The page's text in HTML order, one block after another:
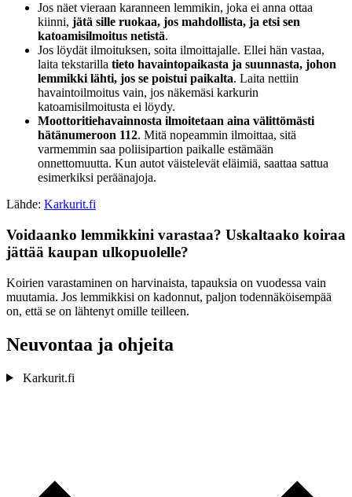
Jos näet vieraan karanneen lemmikin, joka ei anna ottaa
kiinni, jätä sille ruokaa, jos mahdollista, ja etsi sen
katoamisilmoitus netistä.
Jos löydät ilmoituksen, soita ilmoittajalle. Ellei hän vastaa,
laita tekstarilla tieto havaintopaikasta ja suunnasta, johon
lemmikki lähti, jos se poistui paikalta. Laita nettiin
havaintoilmoitus vain, jos näkemäsi karkurin
katoamisilmoitusta ei löydy.
Moottoritiehavainnosta ilmoitetaan aina välittömästi
hätänumeroon 112. Mitä nopeammin ilmoittaa, sitä
varmemmin saa poliisipartion paikalle estämään
onnettomuutta. Kun autot väistelevät eläimiä, saattaa sattua
esimerkiksi peräänajoja.
Lähde: Karkurit.fi
Voidaanko lemmikkini varastaa? Uskaltaako koiraa
jättää kaupan ulkopuolelle?
Koirien varastaminen on harvinaista, tapauksia on vuodessa vain
muutamia. Jos lemmikkisi on kadonnut, paljon todennäköisempää
on, että se on lähtenyt omille teilleen.
Neuvontaa ja ohjeita
Karkurit.fi